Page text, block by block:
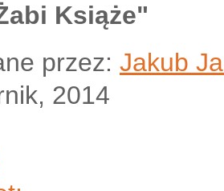
Książe"
przez: Jakub
2014